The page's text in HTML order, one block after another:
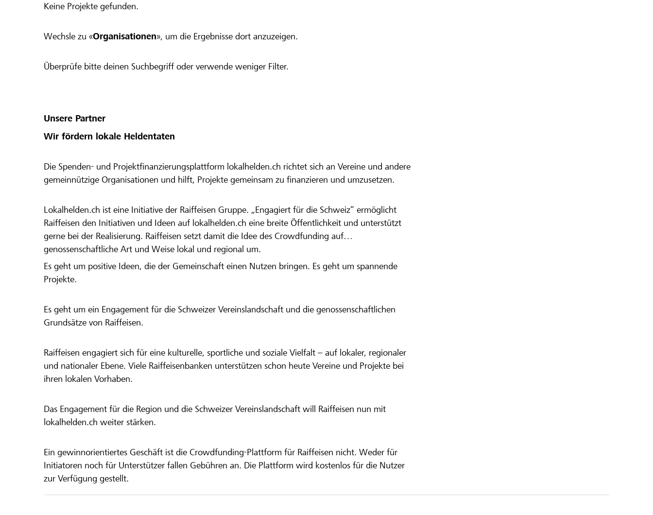
Keine Projekte gefunden.
Wechsle zu «Organisationen», um die Ergebnisse dort anzuzeigen.
Überprüfe bitte deinen Suchbegriff oder verwende weniger Filter.
Unsere Partner
Wir fördern lokale Heldentaten
Die Spenden- und Projektfinanzierungsplattform lokalhelden.ch richtet sich an Vereine und andere
gemeinnützige Organisationen und hilft, Projekte gemeinsam zu finanzieren und umzusetzen.
Lokalhelden.ch ist eine Initiative der Raiffeisen Gruppe. „Engagiert für die Schweiz“ ermöglicht
Raiffeisen den Initiativen und Ideen auf lokalhelden.ch eine breite Öffentlichkeit und unterstützt
gerne bei der Realisierung. Raiffeisen setzt damit die Idee des Crowdfunding auf
genossenschaftliche Art und Weise lokal und regional um.
Es geht um positive Ideen, die der Gemeinschaft einen Nutzen bringen. Es geht um spannende
Projekte.
Es geht um ein Engagement für die Schweizer Vereinslandschaft und die genossenschaftlichen
Grundsätze von Raiffeisen.
Raiffeisen engagiert sich für eine kulturelle, sportliche und soziale Vielfalt – auf lokaler, regionaler
und nationaler Ebene. Viele Raiffeisenbanken unterstützen schon heute Vereine und Projekte bei
ihren lokalen Vorhaben.
Das Engagement für die Region und die Schweizer Vereinslandschaft will Raiffeisen nun mit
lokalhelden.ch weiter stärken.
Ein gewinnorientiertes Geschäft ist die Crowdfunding-Plattform für Raiffeisen nicht. Weder für
Initiatoren noch für Unterstützer fallen Gebühren an. Die Plattform wird kostenlos für die Nutzer
zur Verfügung gestellt.